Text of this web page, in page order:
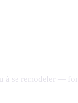
se remodeler —